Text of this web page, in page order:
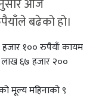
आज
बढेको हो।
१०० रुपैयाँ कायम
६७ हजार २००
मूल्य महिनाको ९